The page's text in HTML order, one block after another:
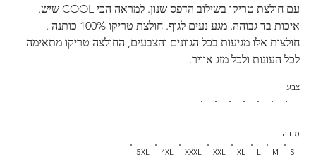
עם חולצת טריקו בשילוב הדפס שנון. למראה הכי COOL שיש.
איכות בד גבוהה. מגע נעים לגוף. חולצת טריקו 100% כותנה .
חולצות אלו מגיעות בכל הגוונים והצבעים, החולצה טריקו מתאימה
לכל העונות ולכל מזג אוויר.
צבע
S
M
L
XL
XXL
XXXL
4XL
5XL
מידה